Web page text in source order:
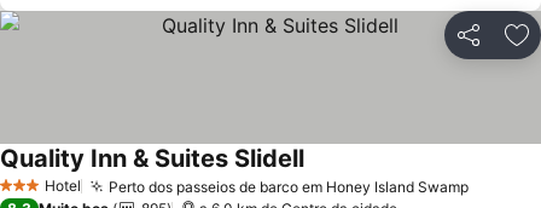
Partilhar
3 EstrelasHotel Perto dos passeios de barco em Honey Island SwampVer
Quality Inn & Suites SlidellVer preços